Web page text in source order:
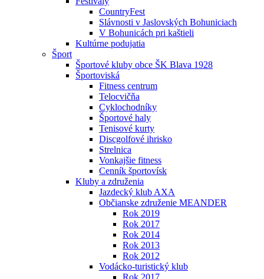
CountryFest
Slávnosti v Jaslovských Bohuniciach
V Bohunicách pri kaštieli
Kultúrne podujatia
Šport
Športové kluby obce ŠK Blava 1928
Športoviská
Fitness centrum
Telocvičňa
Cyklochodníky
Športové haly
Tenisové kurty
Discgolfové ihrisko
Strelnica
Vonkajšie fitness
Cenník športovísk
Kluby a združenia
Jazdecký klub AXA
Občianske združenie MEANDER
Rok 2019
Rok 2017
Rok 2014
Rok 2013
Rok 2012
Vodácko-turistický klub
Rok 2017